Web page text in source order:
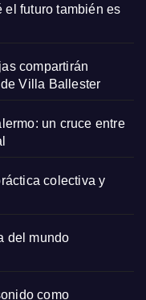
el futuro también es
compartirán
Villa Ballester
un cruce entre
colectiva y
del mundo
como